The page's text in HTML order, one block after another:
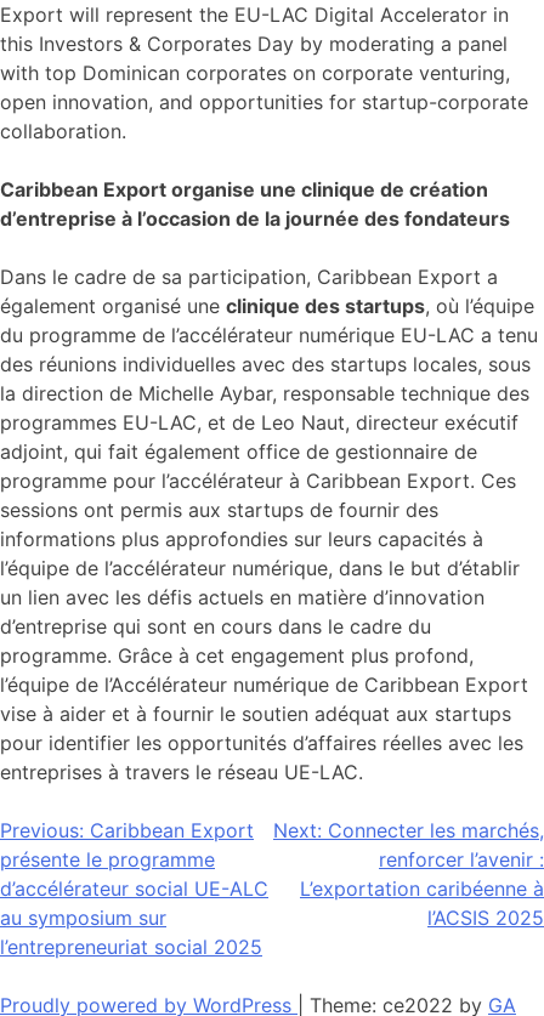
Export will represent the EU-LAC Digital Accelerator in
this Investors & Corporates Day by moderating a panel
with top Dominican corporates on corporate venturing,
open innovation, and opportunities for startup-corporate
collaboration.
Caribbean Export organise une clinique de création
d’entreprise à l’occasion de la journée des fondateurs
Dans le cadre de sa participation, Caribbean Export a
également organisé une clinique des startups, où l’équipe
du programme de l’accélérateur numérique EU-LAC a tenu
des réunions individuelles avec des startups locales, sous
la direction de Michelle Aybar, responsable technique des
programmes EU-LAC, et de Leo Naut, directeur exécutif
adjoint, qui fait également office de gestionnaire de
programme pour l’accélérateur à Caribbean Export. Ces
sessions ont permis aux startups de fournir des
informations plus approfondies sur leurs capacités à
l’équipe de l’accélérateur numérique, dans le but d’établir
un lien avec les défis actuels en matière d’innovation
d’entreprise qui sont en cours dans le cadre du
programme. Grâce à cet engagement plus profond,
l’équipe de l’Accélérateur numérique de Caribbean Export
vise à aider et à fournir le soutien adéquat aux startups
pour identifier les opportunités d’affaires réelles avec les
entreprises à travers le réseau UE-LAC.
Navigation
de
l’article
Previous: Caribbean Export
présente le programme
d’accélérateur social UE-ALC
au symposium sur
l’entrepreneuriat social 2025
Next: Connecter les marchés,
renforcer l’avenir :
L’exportation caribéenne à
l’ACSIS 2025
Proudly powered by WordPress Theme: ce2022 by GA